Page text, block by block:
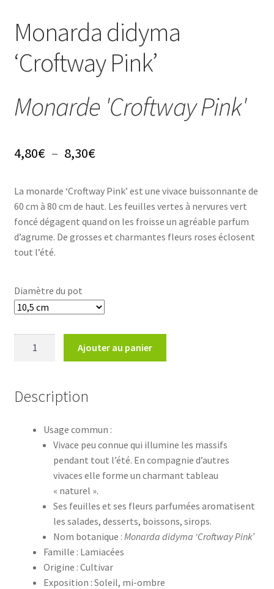
L’emballage
Avis
Avis GOOGLE
Monarda didyma
‘Croftway Pink’
Monarde 'Croftway Pink'
4,80€ – 8,30€Plage
prix :
4,80€
à
La monarde ‘Croftway Pink’ est une vivace buissonnante de
60 cm à 80 cm de haut. Les feuilles vertes à nervures vert
foncé dégagent quand on les froisse un agréable parfum
d’agrume. De grosses et charmantes fleurs roses éclosent
tout l’été.
Diamètre du pot
'Croftway
Ajouter au panier
Description
Usage commun :
Vivace peu connue qui illumine les massifs
pendant tout l’été. En compagnie d’autres
vivaces elle forme un charmant tableau
« naturel ».
Ses feuilles et ses fleurs parfumées aromatisent
les salades, desserts, boissons, sirops.
Nom botanique : Monarda didyma ‘Croftway Pink’
Famille : Lamiacées
Origine : Cultivar
Exposition : Soleil, mi-ombre